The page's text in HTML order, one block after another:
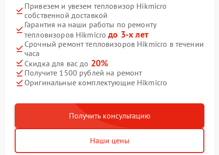
Привезем и увезем тепловизор Hikmicro
собственной доставкой
Гарантия на наши работы по ремонту
тепловизоров Hikmicroдо 3-х лет
Срочный ремонт тепловизоров Hikmicro в течении
часа
Скидка для вас до 20%
Получите 1500 рублей на ремонт
Оригинальные комплектующие Hikmicro
Получить консультацию
Наши цены